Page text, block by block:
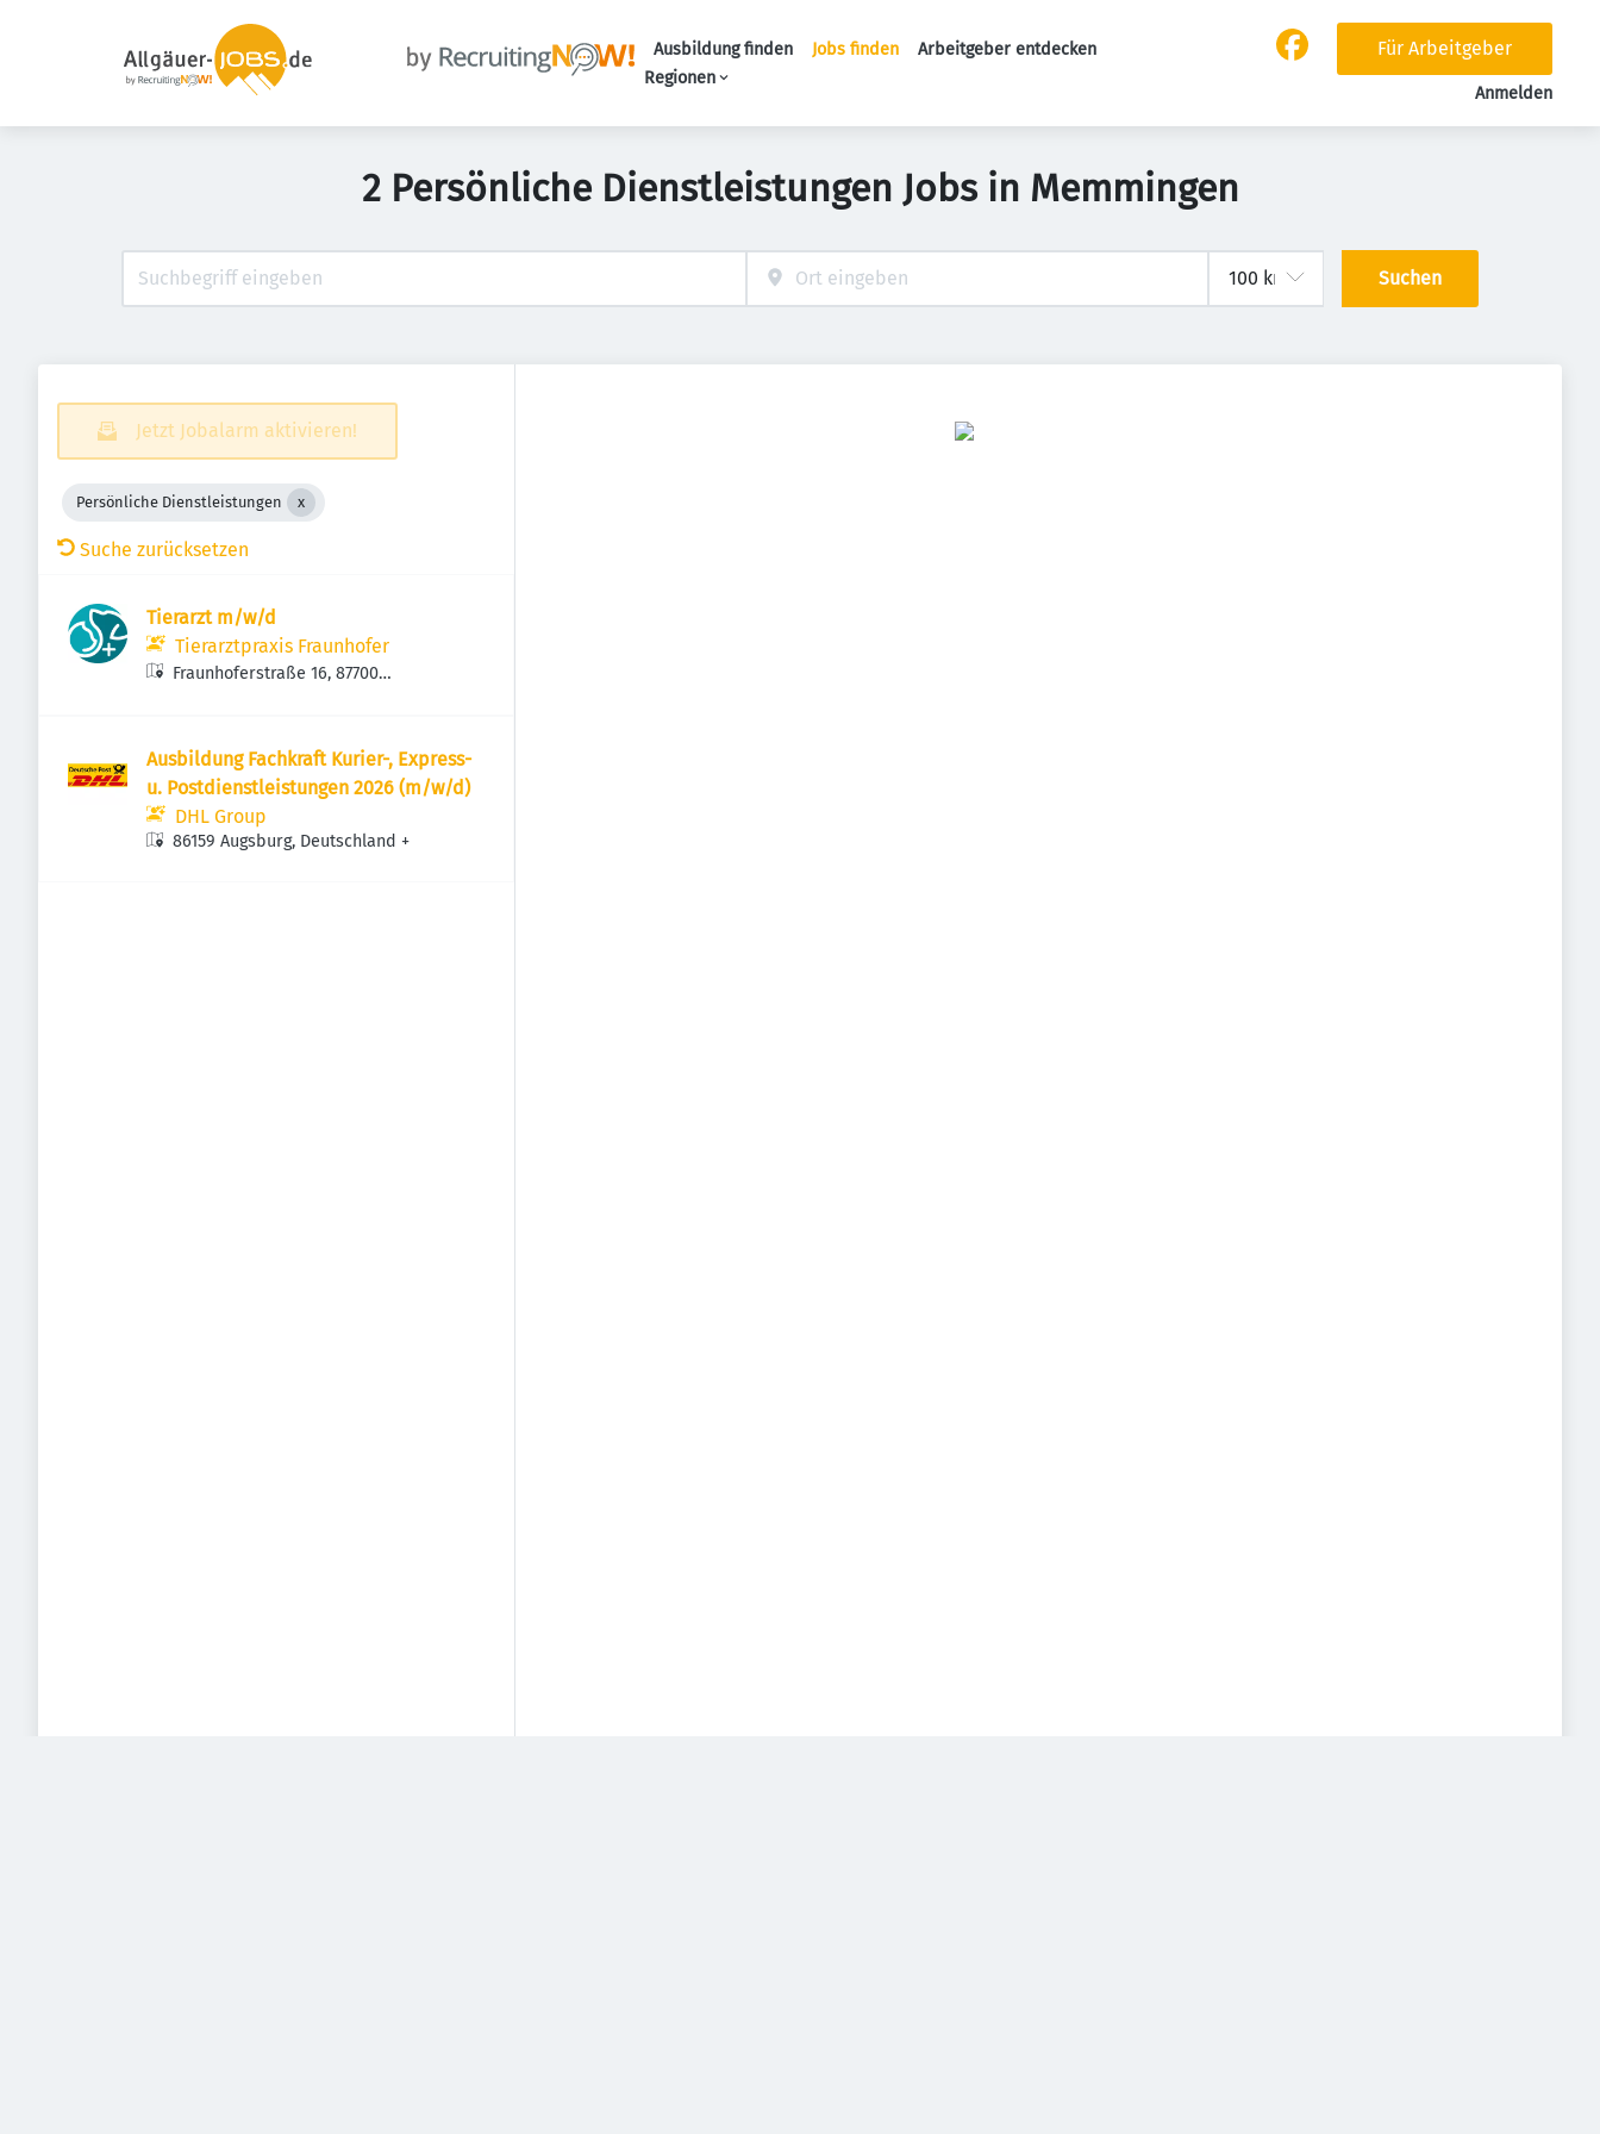
Ausbildung finden Jobs finden
Arbeitgeber entdecken
Regionen
Für Arbeitgeber
Anmelden
2 Persönliche Dienstleistungen Jobs in Memmingen
Suchen
Jetzt Jobalarm aktivieren!
Persönliche Dienstleistungen
Suche zurücksetzen
Tierarzt m/w/d
Tierarztpraxis Fraunhofer
Fraunhoferstraße 16, 87700
Ausbildung Fachkraft Kurier-, Express-
u. Postdienstleistungen 2026 (m/w/d)
DHL Group
86159 Augsburg, Deutschland +